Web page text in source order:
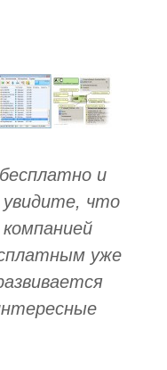
и
увидите, что
компанией
уже